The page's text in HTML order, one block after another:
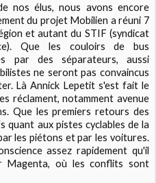
nos élus, nous avons encore
du projet Mobilien a réuni 7
et autant du STIF (syndicat
Que les couloirs de bus
par des séparateurs, aussi
ne seront pas convaincus
Là Annick Lepetit s'est fait le
réclament, notamment avenue
Que les premiers retours des
aux pistes cyclables de la
les piétons et par les voitures.
assez rapidement qu'il
Magenta, où les conflits sont